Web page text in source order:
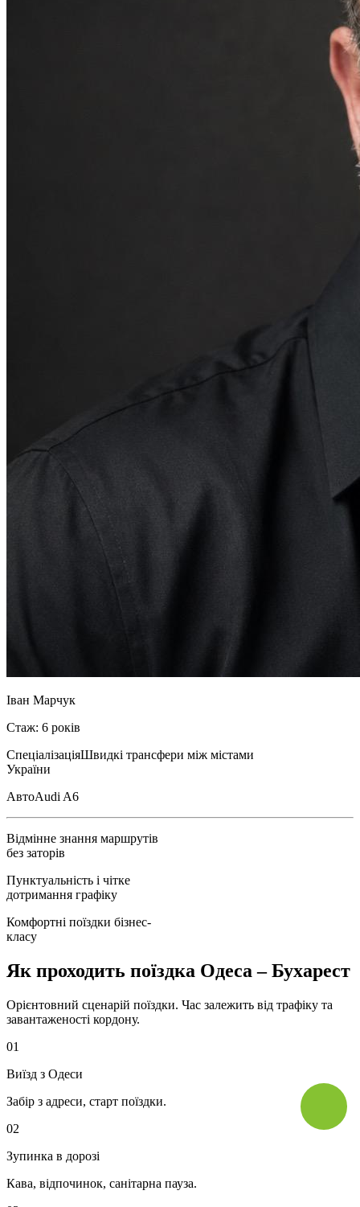
Іван Марчук
Стаж: 6 років
СпеціалізаціяШвидкі трансфери між містами
України
АвтоAudi A6
Відмінне знання маршрутів
без заторів
Пунктуальність і чітке
дотримання графіку
Комфортні поїздки бізнес-
класу
Як проходить поїздка Одеса – Бухарест
Орієнтовний сценарій поїздки. Час залежить від трафіку та
завантаженості кордону.
01
Виїзд з Одеси
Забір з адреси, старт поїздки.
02
Зупинка в дорозі
Кава, відпочинок, санітарна пауза.